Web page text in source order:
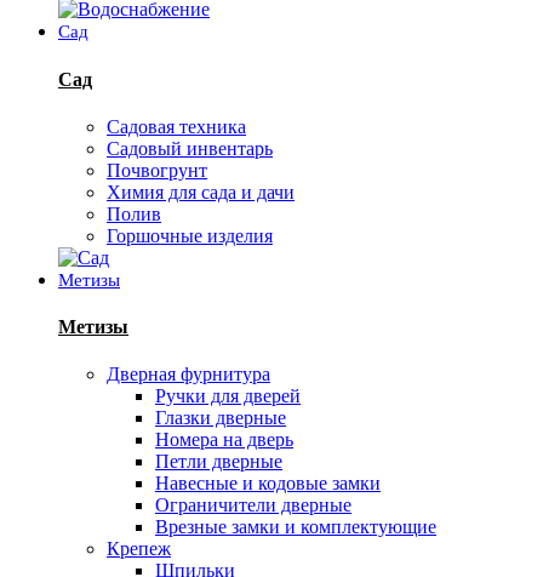
Сад
Сад
Садовая техника
Садовый инвентарь
Почвогрунт
Химия для сада и дачи
Полив
Горшочные изделия
Метизы
Метизы
Дверная фурнитура
Ручки для дверей
Глазки дверные
Номера на дверь
Петли дверные
Навесные и кодовые замки
Ограничители дверные
Врезные замки и комплектующие
Крепеж
Шпильки